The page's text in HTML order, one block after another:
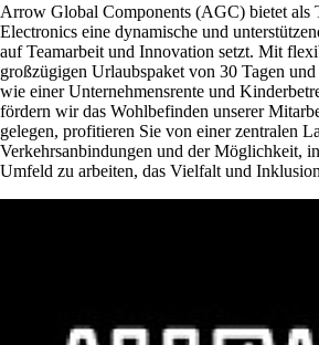
Arrow Global Components (AGC) bietet als
Electronics eine dynamische und
auf Teamarbeit und Innovation setzt. Mit
großzügigen Urlaubspaket von 30 Tagen
wie einer Unternehmensrente und
fördern wir das Wohlbefinden unserer
gelegen, profitieren Sie von einer zentralen
Verkehrsanbindungen und der Möglichkeit,
Umfeld zu arbeiten, das Vielfalt und